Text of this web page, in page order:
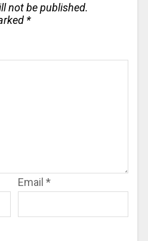
not be published.
*
Email *